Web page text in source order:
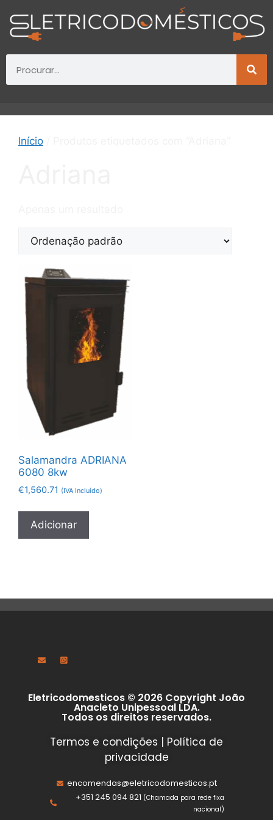
Início
Salamandra ADRIANA
6080 8kw
€1,560.71 (IVA Incluído)
Adicionar
Eletricodomesticos © 2026 Copyright João
Anacleto Unipessoal LDA.
Todos os direitos reservados.
Termos e condições | Política de
privacidade
encomendas@eletricodomesticos.pt
+351 245 094 821 (Chamada para rede fixa
nacional)